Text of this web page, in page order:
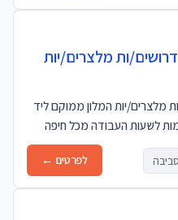
ות מלצרים/יות
מלצרים/יות המלון ממוקם ליד
לשעות העבודה מכל חיפה
לפרטים ←